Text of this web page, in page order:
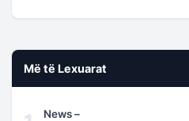
Më të Lexuarat
News –